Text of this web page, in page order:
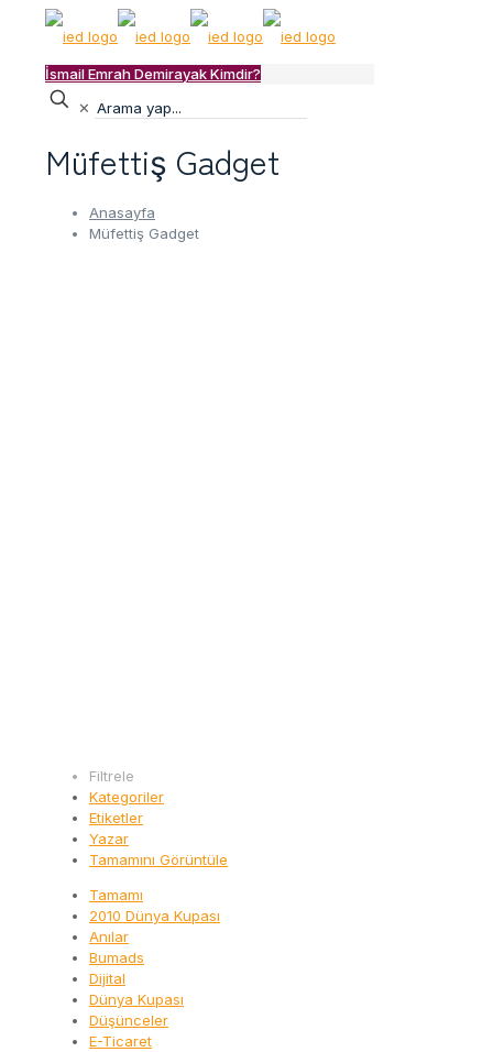
İsmail Emrah Demirayak Kimdir?
✕
Müfettiş Gadget
Anasayfa
Müfettiş Gadget
Filtrele
Kategoriler
Etiketler
Yazar
Tamamını Görüntüle
Tamamı
2010 Dünya Kupası
Anılar
Bumads
Dijital
Dünya Kupası
Düşünceler
E-Ticaret